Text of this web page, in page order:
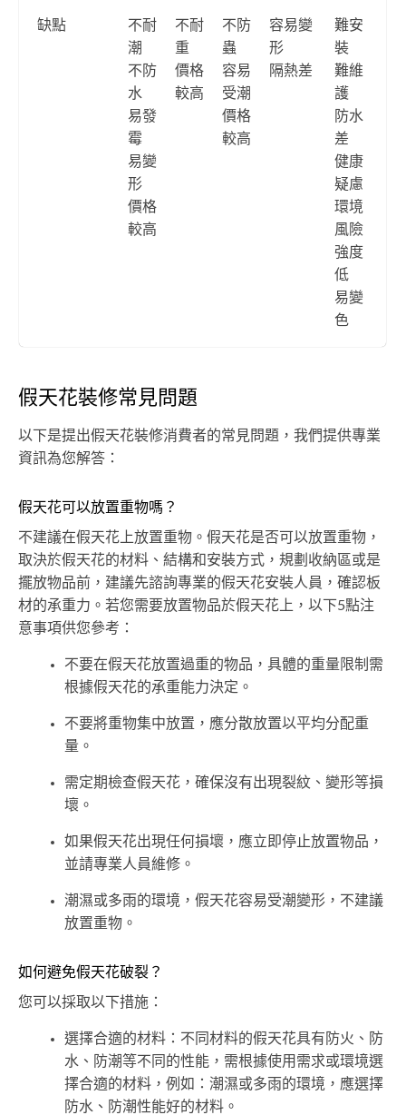
缺點
不耐
潮
不防
水
易發
霉
易變
形
價格
較高
不耐
重
價格
較高
不防
蟲
容易
受潮
價格
較高
容易變
形
隔熱差
難安
裝
難維
護
防水
差
健康
疑慮
環境
風險
強度
低
易變
色
假天花裝修常見問題
以下是提出假天花裝修消費者的常見問題，我們提供專業
資訊為您解答：
假天花可以放置重物嗎？
不建議在假天花上放置重物。假天花是否可以放置重物，
取決於假天花的材料、結構和安裝方式，規劃收納區或是
擺放物品前，建議先諮詢專業的假天花安裝人員，確認板
材的承重力。若您需要放置物品於假天花上，以下5點注
意事項供您參考：
不要在假天花放置過重的物品，具體的重量限制需
根據假天花的承重能力決定。
不要將重物集中放置，應分散放置以平均分配重
量。
需定期檢查假天花，確保沒有出現裂紋、變形等損
壞。
如果假天花出現任何損壞，應立即停止放置物品，
並請專業人員維修。
潮濕或多雨的環境，假天花容易受潮變形，不建議
放置重物。
如何避免假天花破裂？
您可以採取以下措施：
選擇合適的材料：不同材料的假天花具有防火、防
水、防潮等不同的性能，需根據使用需求或環境選
擇合適的材料，例如：潮濕或多雨的環境，應選擇
防水、防潮性能好的材料。